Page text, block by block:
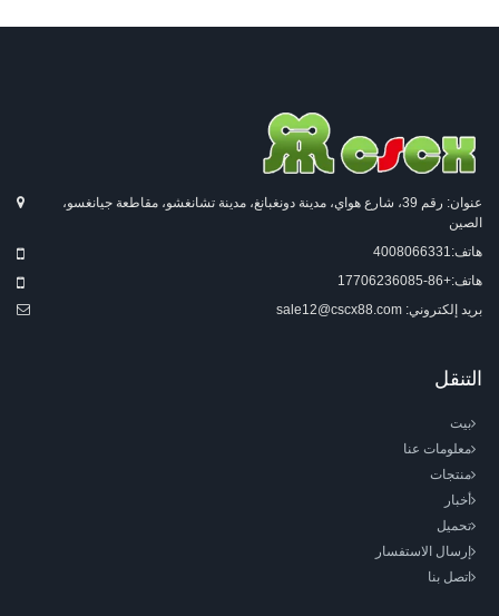
عنوان: رقم 39، شارع هواي، مدينة دونغبانغ، مدينة تشانغشو، مقاطعة جيانغسو،
الصين
هاتف:4008066331
هاتف:+86-17706236085
بريد إلكتروني: sale12@cscx88.com
التنقل
بيت
معلومات عنا
منتجات
أخبار
تحميل
إرسال الاستفسار
اتصل بنا